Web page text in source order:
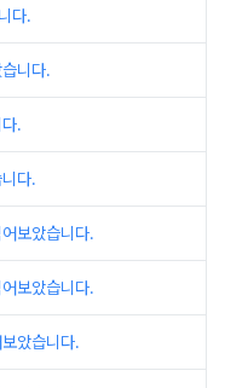
다.
니다.
.
다.
보았습니다.
보았습니다.
았습니다.